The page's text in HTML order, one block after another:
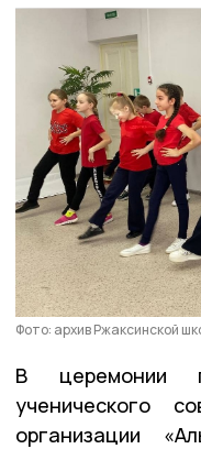
Фото: архив Ржаксинской
В церемонии
ученического
организации